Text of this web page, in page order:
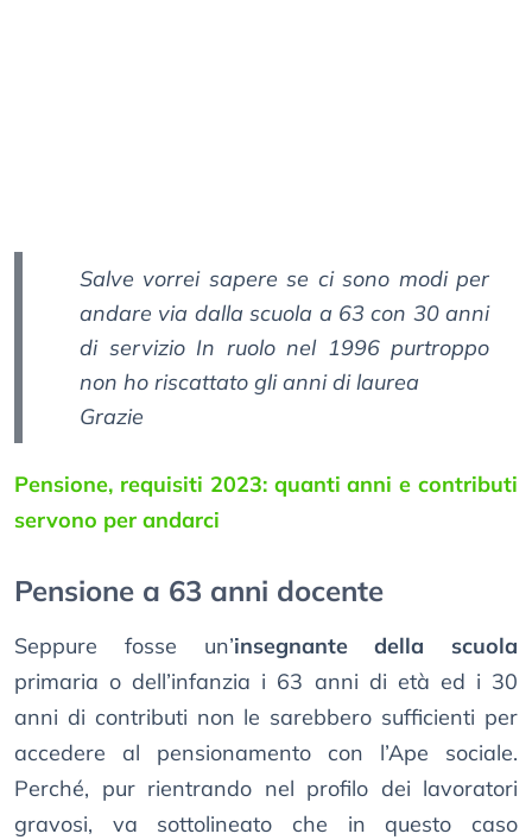
Salve vorrei sapere se ci sono modi per
andare via dalla scuola a 63 con 30 anni
di servizio In ruolo nel 1996 purtroppo
non ho riscattato gli anni di laurea
Grazie
Pensione, requisiti 2023: quanti anni e contributi
servono per andarci
Pensione a 63 anni docente
Seppure fosse un’insegnante della scuola
primaria o dell’infanzia i 63 anni di età ed i 30
anni di contributi non le sarebbero sufficienti per
accedere al pensionamento con l’Ape sociale.
Perché, pur rientrando nel profilo dei lavoratori
gravosi, va sottolineato che in questo caso